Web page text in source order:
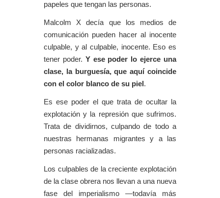
papeles que tengan las personas.
Malcolm X decía que los medios de
comunicación pueden hacer al inocente
culpable, y al culpable, inocente. Eso es
tener poder. Y ese poder lo ejerce una
clase, la burguesía, que aquí coincide
con el color blanco de su piel .
Es ese poder el que trata de ocultar la
explotación y la represión que sufrimos.
Trata de dividirnos, culpando de todo a
nuestras hermanas migrantes y a las
personas racializadas.
Los culpables de la creciente explotación
de la clase obrera nos llevan a una nueva
fase del imperialismo —todavía más